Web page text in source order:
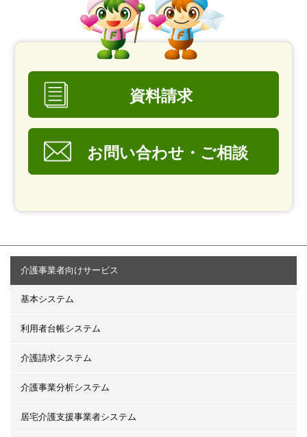
資料請求
お問い合わせ・ご相談
介護事業者向けサービス
基本システム
利用者台帳システム
介護請求システム
介護事業分析システム
居宅介護支援事業者システム